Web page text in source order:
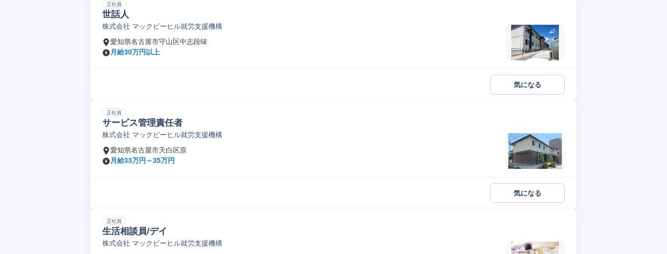
正社員
世話人
株式会社 マックビーヒル就労支援機構
愛知県名古屋市守山区中志段味
月給30万円以上
気になる
正社員
サービス管理責任者
株式会社 マックビーヒル就労支援機構
愛知県名古屋市天白区原
月給33万円～35万円
気になる
正社員
生活相談員/デイ
株式会社 マックビーヒル就労支援機構